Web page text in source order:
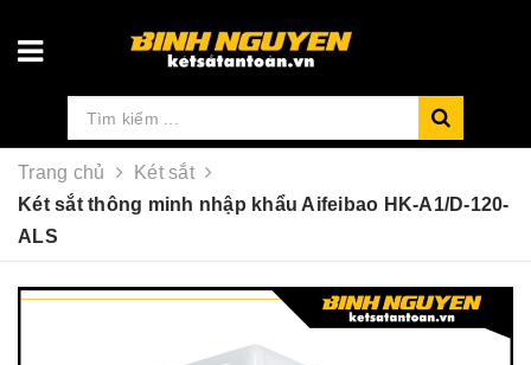
Trang chủ
Két sắt
Két sắt thông minh nhập khẩu Aifeibao HK-A1/D-120-
ALS